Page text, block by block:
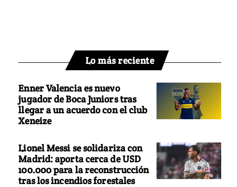
Lo más reciente
Enner Valencia es nuevo
jugador de Boca Juniors tras
llegar a un acuerdo con el club
Xeneize
Lionel Messi se solidariza con
Madrid: aporta cerca de USD
100.000 para la reconstrucción
tras los incendios forestales